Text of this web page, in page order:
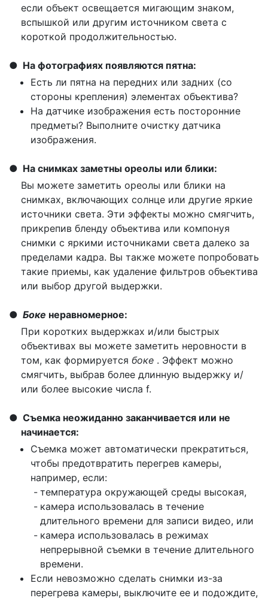
если объект освещается мигающим знаком,
вспышкой или другим источником света с
короткой продолжительностью.
На фотографиях появляются пятна:
Есть ли пятна на передних или задних (со
стороны крепления) элементах объектива?
На датчике изображения есть посторонние
предметы? Выполните очистку датчика
изображения.
На снимках заметны ореолы или блики:
Вы можете заметить ореолы или блики на
снимках, включающих солнце или другие яркие
источники света. Эти эффекты можно смягчить,
прикрепив бленду объектива или компонуя
снимки с яркими источниками света далеко за
пределами кадра. Вы также можете попробовать
такие приемы, как удаление фильтров объектива
или выбор другой выдержки.
Боке неравномерное:
При коротких выдержках и/или быстрых
объективах вы можете заметить неровности в
том, как формируется боке . Эффект можно
смягчить, выбрав более длинную выдержку и/
или более высокие числа f.
Съемка неожиданно заканчивается или не
начинается:
Съемка может автоматически прекратиться,
чтобы предотвратить перегрев камеры,
например, если:
температура окружающей среды высокая,
камера использовалась в течение
длительного времени для записи видео, или
камера использовалась в режимах
непрерывной съемки в течение длительного
времени.
Если невозможно сделать снимки из-за
перегрева камеры, выключите ее и подождите,